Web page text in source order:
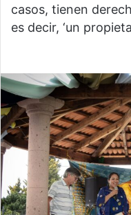
casos, tienen
es decir, ‘un